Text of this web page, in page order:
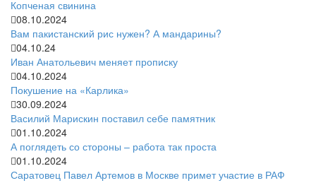
Копченая свинина
08.10.2024
Вам пакистанский рис нужен? А мандарины?
04.10.24
Иван Анатольевич меняет прописку
04.10.2024
Покушение на «Карлика»
30.09.2024
Василий Марискин поставил себе памятник
01.10.2024
А поглядеть со стороны – работа так проста
01.10.2024
Саратовец Павел Артемов в Москве примет участие в РАФ